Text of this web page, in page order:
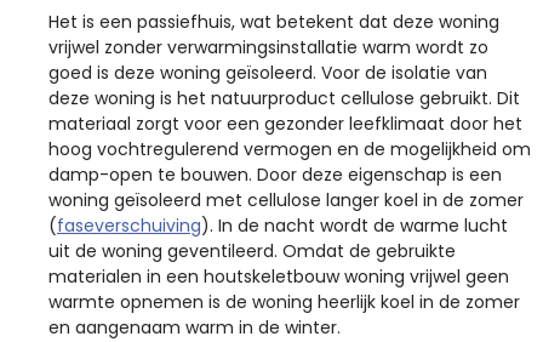
Het is een passiefhuis, wat betekent dat deze woning
vrijwel zonder verwarmingsinstallatie warm wordt zo
goed is deze woning geïsoleerd. Voor de isolatie van
deze woning is het natuurproduct cellulose gebruikt. Dit
materiaal zorgt voor een gezonder leefklimaat door het
hoog vochtregulerend vermogen en de mogelijkheid om
damp-open te bouwen. Door deze eigenschap is een
woning geïsoleerd met cellulose langer koel in de zomer
(faseverschuiving). In de nacht wordt de warme lucht
uit de woning geventileerd. Omdat de gebruikte
materialen in een houtskeletbouw woning vrijwel geen
warmte opnemen is de woning heerlijk koel in de zomer
en aangenaam warm in de winter.